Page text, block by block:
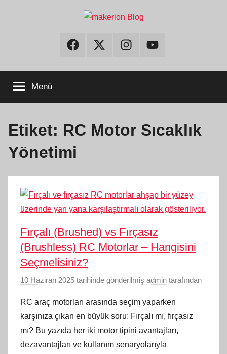
makerionFacebookTwitter InstagramYoutube
Menü
Etiket: RC Motor Sıcaklık
Yönetimi
Fırçalı (Brushed) vs Fırçasız
(Brushless) RC Motorlar – Hangisini
Seçmelisiniz?
10 Haziran 2025 tarihinde gönderilmiş admin tarafından
RC araç motorları arasında seçim yaparken
karşınıza çıkan en büyük soru: Fırçalı mı, fırçasız
mı? Bu yazıda her iki motor tipini avantajları,
dezavantajları ve kullanım senaryolarıyla